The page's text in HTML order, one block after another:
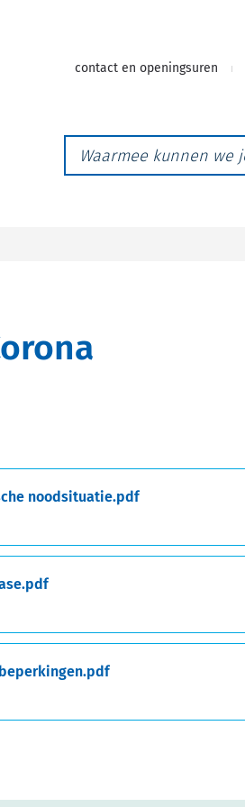
contact en openingsuren
kunnen
noodsituatie.pdf